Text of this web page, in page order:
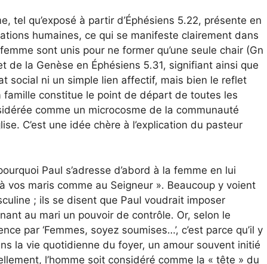
tel qu’exposé à partir d’Éphésiens 5.22, présente en
humaines, ce qui se manifeste clairement dans
sont unis pour ne former qu’une seule chair (Gn
de la Genèse en Éphésiens 5.31, signifiant ainsi que
social ni un simple lien affectif, mais bien le reflet
famille constitue le point de départ de toutes les
comme un microcosme de la communauté
C’est une idée chère à l’explication du pasteur
Paul s’adresse d’abord à la femme en lui
vos maris comme au Seigneur ». Beaucoup y voient
; ils se disent que Paul voudrait imposer
au mari un pouvoir de contrôle. Or, selon le
par ‘Femmes, soyez soumises…’, c’est parce qu’il y
la vie quotidienne du foyer, un amour souvent initié
l’homme soit considéré comme la « tête » du